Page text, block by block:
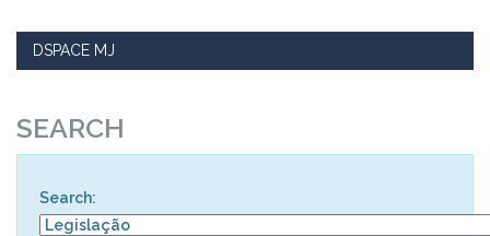
DSPACE MJ
SEARCH
Search: